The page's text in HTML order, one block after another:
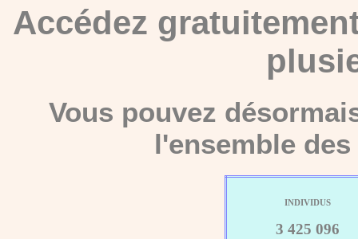
Accédez
Vous pouvez
l'ensemble
INDIVIDUS
3 425 096